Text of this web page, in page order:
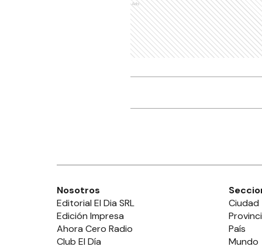
Ads
Nosotros
Editorial El Dia SRL
Edición Impresa
Ahora Cero Radio
Club El Día
Ciudad
País
Mundo